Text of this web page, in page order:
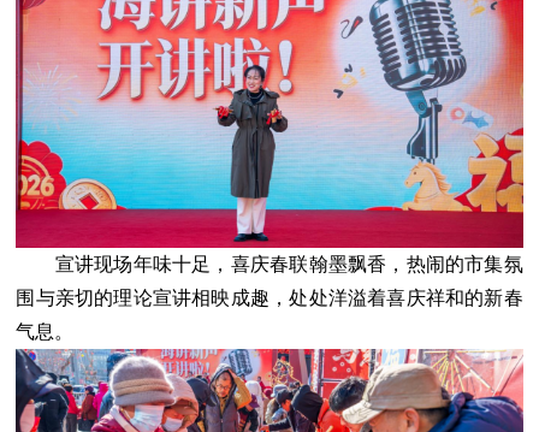
宣讲现场年味十足，喜庆春联翰墨飘香，热闹的市集氛
围与亲切的理论宣讲相映成趣，处处洋溢着喜庆祥和的新春
气息。